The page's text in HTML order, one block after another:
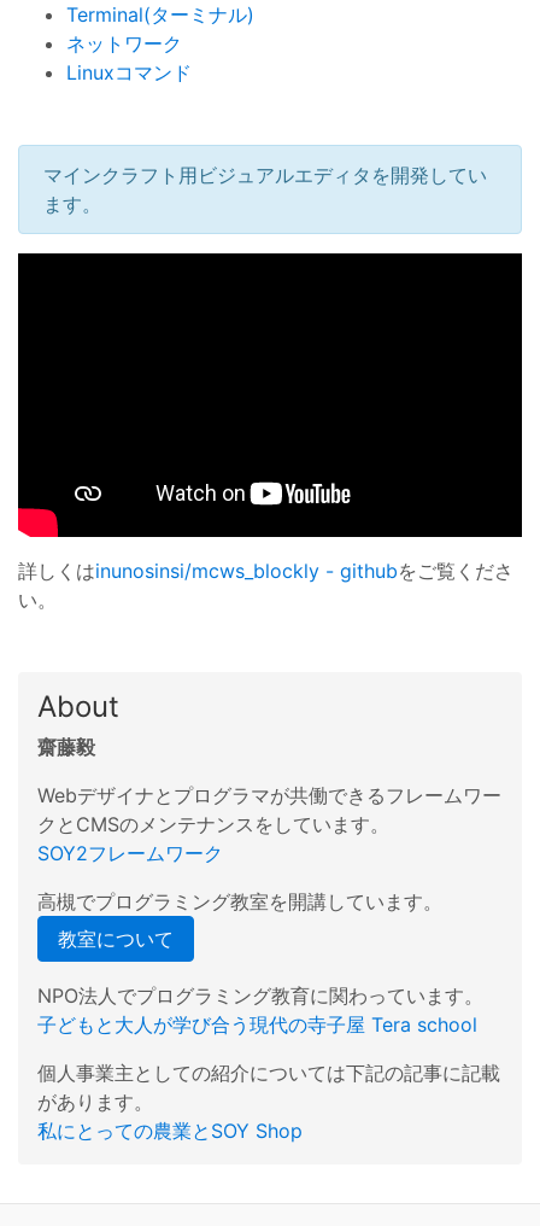
Terminal(ターミナル)
ネットワーク
Linuxコマンド
マインクラフト用ビジュアルエディタを開発してい
ます。
詳しくはinunosinsi/mcws_blockly - githubをご覧くださ
い。
About
齋藤毅
Webデザイナとプログラマが共働できるフレームワー
クとCMSのメンテナンスをしています。
SOY2フレームワーク
高槻でプログラミング教室を開講しています。
教室について
NPO法人でプログラミング教育に関わっています。
子どもと大人が学び合う現代の寺子屋 Tera school
個人事業主としての紹介については下記の記事に記載
があります。
私にとっての農業とSOY Shop